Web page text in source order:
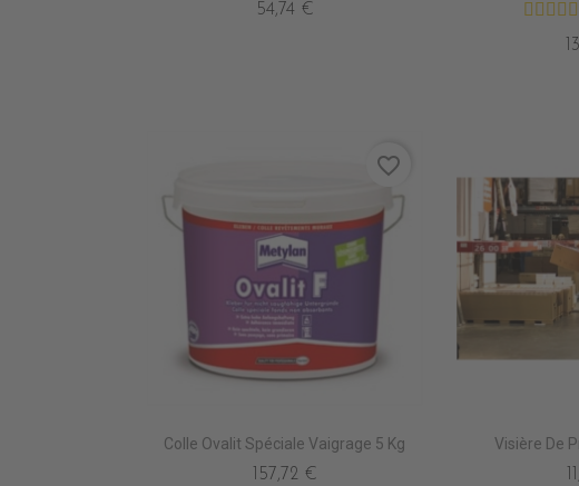
54,74 €
Colle Ovalit Spéciale Vaigrage 5 Kg
157,72 €
favorite_border
Visière De